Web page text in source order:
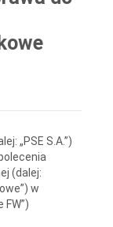
„PSE S.A.”)
(dalej:
w